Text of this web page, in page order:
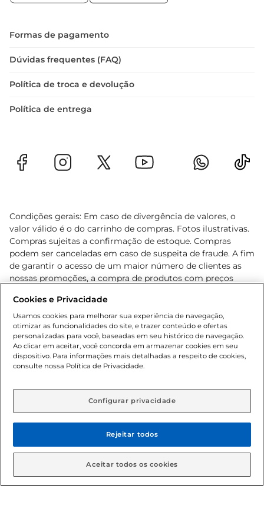
Formas de pagamento
Dúvidas frequentes (FAQ)
Política de troca e devolução
Política de entrega
Condições gerais: Em caso de divergência de valores, o
valor válido é o do carrinho de compras. Fotos ilustrativas.
Compras sujeitas a confirmação de estoque. Compras
podem ser canceladas em caso de suspeita de fraude. A fim
de garantir o acesso de um maior número de clientes as
nossas promoções, a compra de produtos com preços
cliente. Os preços, ofertas e condições são exclusivos para
o e-commerce e válidos durante o dia de hoje, podendo
sofrer alterações sem prévia notificação. Proibida a venda
de bebidas alcoólicas para menores de 18 anos, conforme
Lei n.º 8069/90, art. 81, inciso II (Estatuto da Criança e do
Adolescente). Preços e condições exclusivos para o
aviso prévio. O valor mínimo para as compras on-line é de
© 2026 Copyright. Todos os direitos
reservados Gbarbosa.
Cookies e Privacidade
Usamos cookies para melhorar sua experiência de navegação,
otimizar as funcionalidades do site, e trazer conteúdo e ofertas
personalizadas para você, baseadas em seu histórico de navegação.
Ao clicar em aceitar, você concorda em armazenar cookies em seu
dispositivo. Para informações mais detalhadas a respeito de cookies,
consulte nossa Política de Privacidade.
Configurar privacidade
Rejeitar todos
Aceitar todos os cookies